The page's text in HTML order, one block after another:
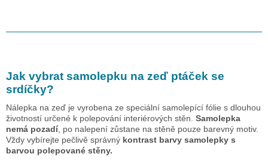
Jak vybrat samolepku na zeď ptáček se
srdíčky?
Nálepka na zeď je vyrobena ze speciální samolepící fólie s dlouhou
životností určené k polepování interiérových stěn. Samolepka
nemá pozadí, po nalepení zůstane na stěně pouze barevný motiv.
Vždy vybírejte pečlivě správný kontrast barvy samolepky s
barvou polepované stěny.